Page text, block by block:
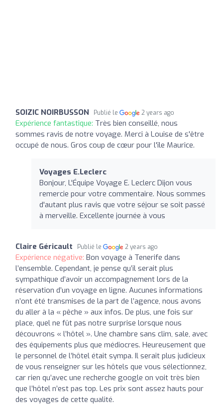
SOIZIC NOIRBUSSON Publié le 2 years ago
Expérience fantastique: Très bien conseillé, nous
sommes ravis de notre voyage. Merci à Louise de s'être
occupé de nous. Gros coup de cœur pour l'île Maurice.
Voyages E.Leclerc
Bonjour, L'Équipe Voyage E. Leclerc Dijon vous
remercie pour votre commentaire. Nous sommes
d'autant plus ravis que votre séjour se soit passé
à merveille. Excellente journée à vous
Claire Géricault Publié le 2 years ago
Expérience négative: Bon voyage à Tenerife dans
l’ensemble. Cependant, je pense qu’il serait plus
sympathique d’avoir un accompagnement lors de la
réservation d’un voyage en ligne. Aucunes informations
n’ont été transmises de la part de l’agence, nous avons
du aller à la « pêche » aux infos. De plus, une fois sur
place, quel ne fût pas notre surprise lorsque nous
découvrons « l’hôtel ». Une chambre sans clim, sale, avec
des équipements plus que médiocres. Heureusement que
le personnel de l’hôtel était sympa. Il serait plus judicieux
de vous renseigner sur les hôtels que vous sélectionnez,
car rien qu’avec une recherche google on voit très bien
que l’hôtel n’est pas top. Les prix sont assez hauts pour
des voyages de cette qualité.